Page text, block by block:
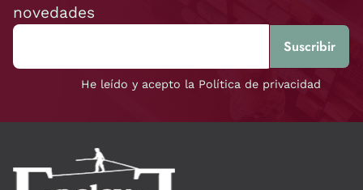
novedades
He leído y acepto la Política de privacidad